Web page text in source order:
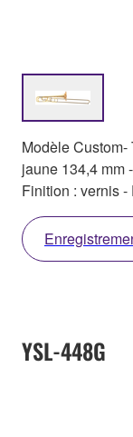
Modèle
jaune 134,4 mm
Finition : vernis
YSL-448G